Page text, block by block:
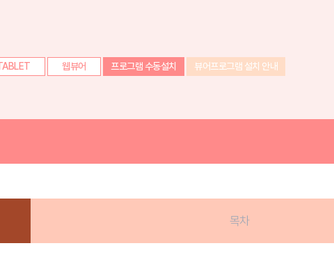
웹뷰어 프로그램 수동설치 뷰어프로그램 설치 안내
목차